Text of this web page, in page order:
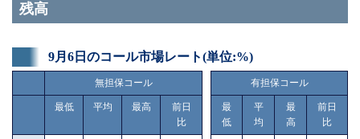
残高
9月6日のコール市場レート(単位:%)
無担保コール
最低 平均 最高
前日
比
有担保コール
最
低
平
均
最
高
前日
比